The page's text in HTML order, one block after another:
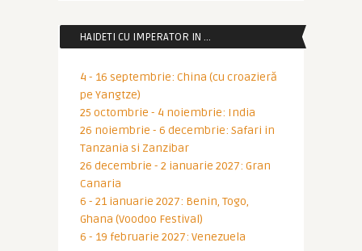
HAIDETI CU IMPERATOR IN …
4 - 16 septembrie: China (cu croazieră
pe Yangtze)
25 octombrie - 4 noiembrie: India
26 noiembrie - 6 decembrie: Safari in
Tanzania si Zanzibar
26 decembrie - 2 ianuarie 2027: Gran
Canaria
6 - 21 ianuarie 2027: Benin, Togo,
Ghana (Voodoo Festival)
6 - 19 februarie 2027: Venezuela